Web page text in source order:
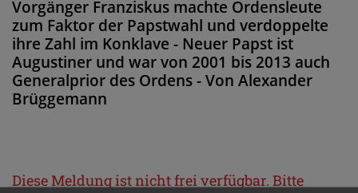
Vorgänger Franziskus machte Ordensleute
zum Faktor der Papstwahl und verdoppelte
ihre Zahl im Konklave - Neuer Papst ist
Augustiner und war von 2001 bis 2013 auch
Generalprior des Ordens - Von Alexander
Brüggemann
Diese Meldung ist nicht frei verfügbar. Bitte